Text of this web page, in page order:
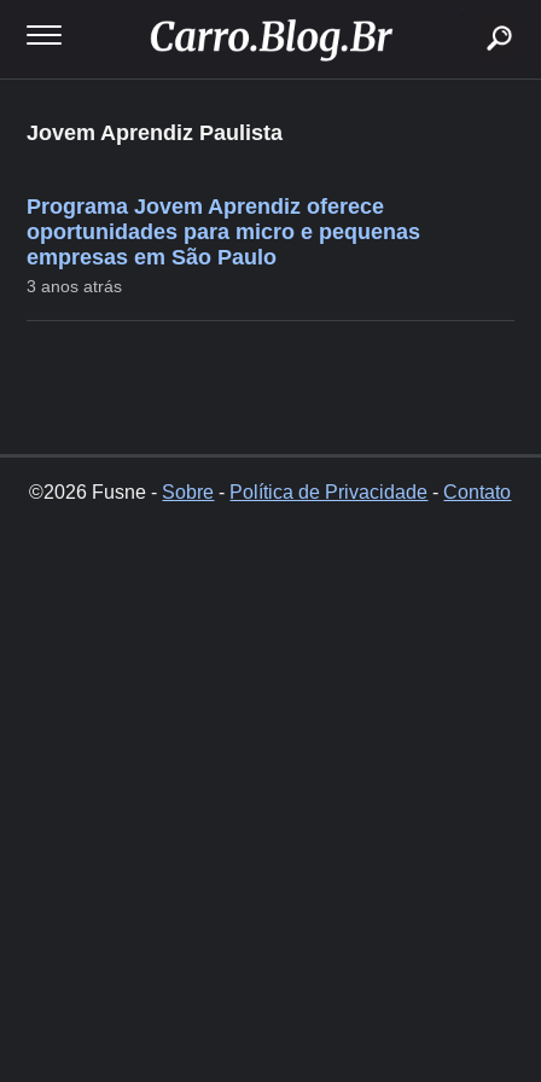
Jovem Aprendiz Paulista
Programa Jovem Aprendiz oferece
oportunidades para micro e pequenas
empresas em São Paulo
3 anos atrás
©2026 Fusne - Sobre - Política de Privacidade -Contato